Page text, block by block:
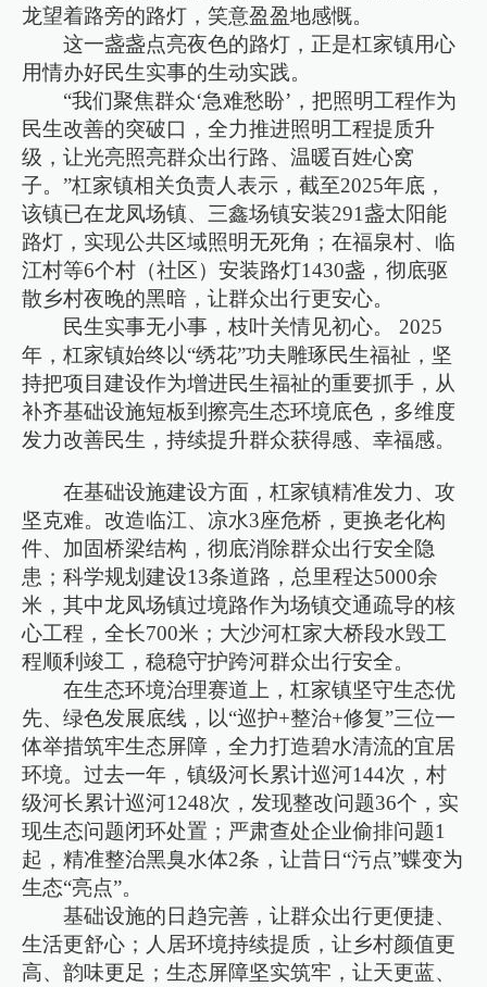
龙望着路旁的路灯，笑意盈盈地感慨。
这一盏盏点亮夜色的路灯，正是杠家镇用心
用情办好民生实事的生动实践。
“我们聚焦群众‘急难愁盼’，把照明工程作为
民生改善的突破口，全力推进照明工程提质升
级，让光亮照亮群众出行路、温暖百姓心窝
子。”杠家镇相关负责人表示，截至2025年底，
该镇已在龙凤场镇、三鑫场镇安装291盏太阳能
路灯，实现公共区域照明无死角；在福泉村、临
江村等6个村（社区）安装路灯1430盏，彻底驱
散乡村夜晚的黑暗，让群众出行更安心。
民生实事无小事，枝叶关情见初心。 2025
年，杠家镇始终以“绣花”功夫雕琢民生福祉，坚
持把项目建设作为增进民生福祉的重要抓手，从
补齐基础设施短板到擦亮生态环境底色，多维度
发力改善民生，持续提升群众获得感、幸福感。
在基础设施建设方面，杠家镇精准发力、攻
坚克难。改造临江、凉水3座危桥，更换老化构
件、加固桥梁结构，彻底消除群众出行安全隐
患；科学规划建设13条道路，总里程达5000余
米，其中龙凤场镇过境路作为场镇交通疏导的核
心工程，全长700米；大沙河杠家大桥段水毁工
程顺利竣工，稳稳守护跨河群众出行安全。
在生态环境治理赛道上，杠家镇坚守生态优
先、绿色发展底线，以“巡护+整治+修复”三位一
体举措筑牢生态屏障，全力打造碧水清流的宜居
环境。过去一年，镇级河长累计巡河144次，村
级河长累计巡河1248次，发现整改问题36个，实
现生态问题闭环处置；严肃查处企业偷排问题1
起，精准整治黑臭水体2条，让昔日“污点”蝶变为
生态“亮点”。
基础设施的日趋完善，让群众出行更便捷、
生活更舒心；人居环境持续提质，让乡村颜值更
高、韵味更足；生态屏障坚实筑牢，让天更蓝、